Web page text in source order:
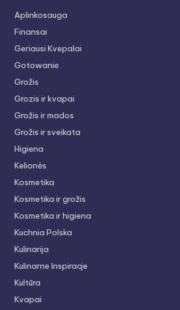
Aplinkosauga
Finansai
Geriausi Kvepalai
Gotowanie
Grožis
Grozis ir kvapai
Grožis ir mados
Grožis ir sveikata
Higiena
Kelionės
Kosmetika
Kosmetika ir grožis
Kosmetika ir higiena
Kuchnia Polska
Kulinarija
Kulinarne Inspiracje
Kultūra
Kvapai